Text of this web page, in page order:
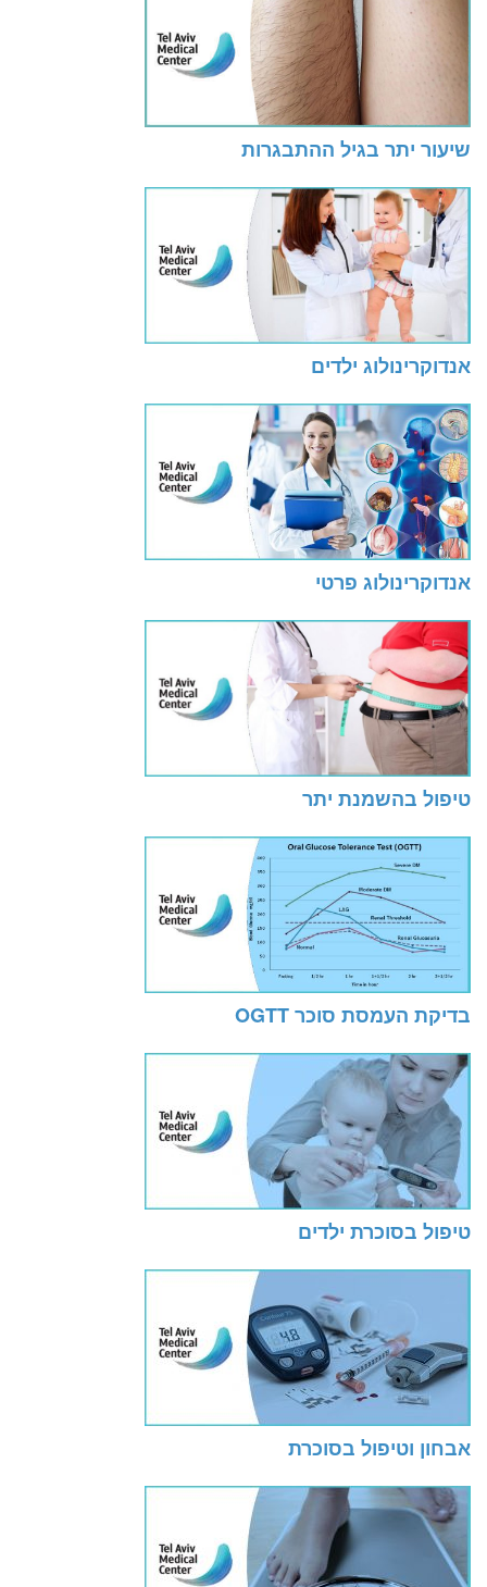
שיעור יתר בגיל ההתבגרות
אנדוקרינולוג ילדים
אנדוקרינולוג פרטי
טיפול בהשמנת יתר
בדיקת העמסת סוכר OGTT
טיפול בסוכרת ילדים
אבחון וטיפול בסוכרת